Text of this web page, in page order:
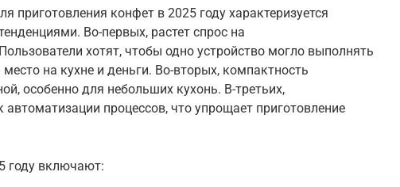
приготовления конфет в 2025 году характеризуется
Во-первых, растет спрос на
хотят, чтобы одно устройство могло выполнять
на кухне и деньги. Во-вторых, компактность
особенно для небольших кухонь. В-третьих,
процессов, что упрощает приготовление
году включают: